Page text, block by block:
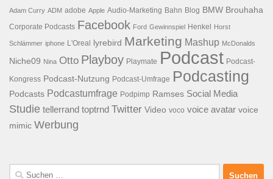
Adam Curry ADM adobe Apple Audio-Marketing Bahn Blog BMW Brouhaha
Corporate Podcasts Facebook Ford Gewinnspiel Henkel Horst
Schlämmer iphone L'Oreal lyrebird Marketing Mashup McDonalds
Niche09 Nina Otto Playboy Playmate Podcast Podcast-
Kongress Podcast-Nutzung Podcast-Umfrage Podcasting
Podcasts Podcastumfrage Podpimp Ramses Social Media
Studie tellerrand toptrnd Twitter Video voco voice avatar voice
mimic Werbung
Suchen